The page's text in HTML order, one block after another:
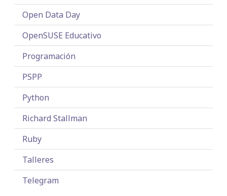
Open Data Day
OpenSUSE Educativo
Programación
PSPP
Python
Richard Stallman
Ruby
Talleres
Telegram